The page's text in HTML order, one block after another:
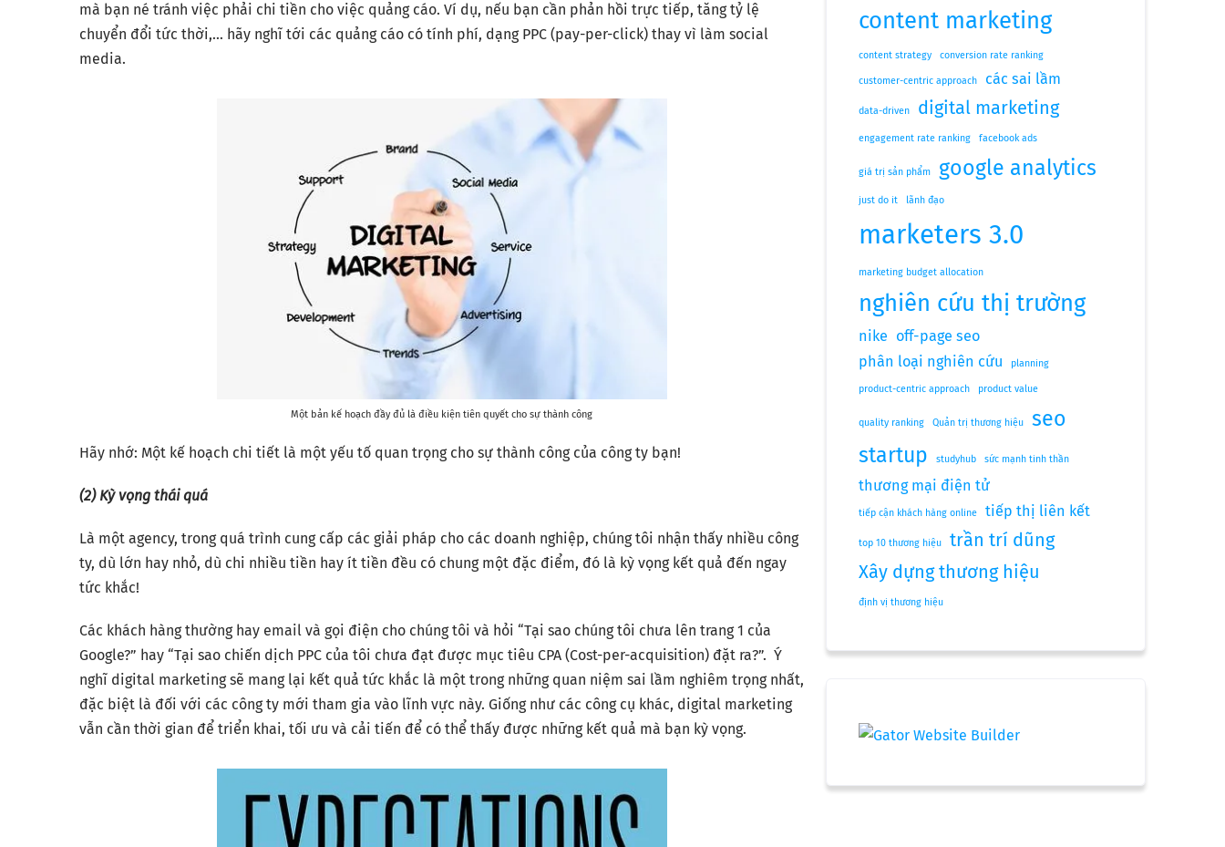
mà bạn né tránh việc phải chi tiền cho việc quảng cáo. Ví dụ, nếu bạn cần phản hồi trực tiếp, tăng tỷ lệ
chuyển đổi tức thời,… hãy nghĩ tới các quảng cáo có tính phí, dạng PPC (pay-per-click) thay vì làm social
media.
Một bản kế hoạch đầy đủ là điều kiện tiên quyết cho sự thành công
Hãy nhớ: Một kế hoạch chi tiết là một yếu tố quan trọng cho sự thành công của công ty bạn!
(2) Kỳ vọng thái quá
Là một agency, trong quá trình cung cấp các giải pháp cho các doanh nghiệp, chúng tôi nhận thấy nhiều công
ty, dù lớn hay nhỏ, dù chi nhiều tiền hay ít tiền đều có chung một đặc điểm, đó là kỳ vọng kết quả đến ngay
tức khắc!
Các khách hàng thường hay email và gọi điện cho chúng tôi và hỏi “Tại sao chúng tôi chưa lên trang 1 của
Google?” hay “Tại sao chiến dịch PPC của tôi chưa đạt được mục tiêu CPA (Cost-per-acquisition) đặt ra?”. Ý
nghĩ digital marketing sẽ mang lại kết quả tức khắc là một trong những quan niệm sai lầm nghiêm trọng nhất,
đặc biệt là đối với các công ty mới tham gia vào lĩnh vực này. Giống như các công cụ khác, digital marketing
vẫn cần thời gian để triển khai, tối ưu và cải tiến để có thể thấy được những kết quả mà bạn kỳ vọng.
content marketing
content strategy conversion rate ranking
customer-centric approach các sai lầm
data-driven digital marketing
engagement rate ranking facebook ads
giá trị sản phẩm google analytics
just do it lãnh đạo
marketers 3.0
marketing budget allocation
nghiên cứu thị trường
nike off-page seo
phân loại nghiên cứu
planning
product-centric approach product value
quality ranking Quản trị thương hiệu
seo
startup
studyhub sức mạnh tinh thần
thương mại điện tử
tiếp cận khách hàng online tiếp thị liên kết
top 10 thương hiệu
trần trí dũng
Xây dựng thương hiệu
định vị thương hiệu